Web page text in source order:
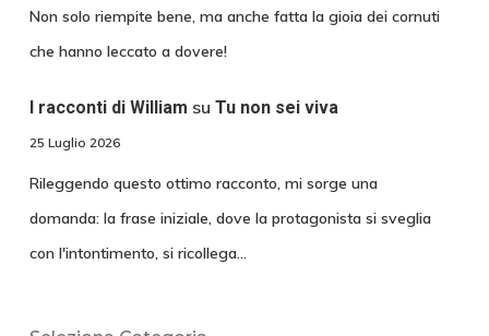
Non solo riempite bene, ma anche fatta la gioia dei cornuti
che hanno leccato a dovere!
I racconti di William su Tu non sei viva
25 Luglio 2026
Rileggendo questo ottimo racconto, mi sorge una
domanda: la frase iniziale, dove la protagonista si sveglia
con l'intontimento, si ricollega…